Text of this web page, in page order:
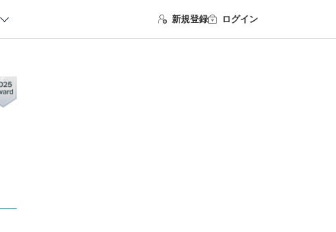
新規登録 ログイン